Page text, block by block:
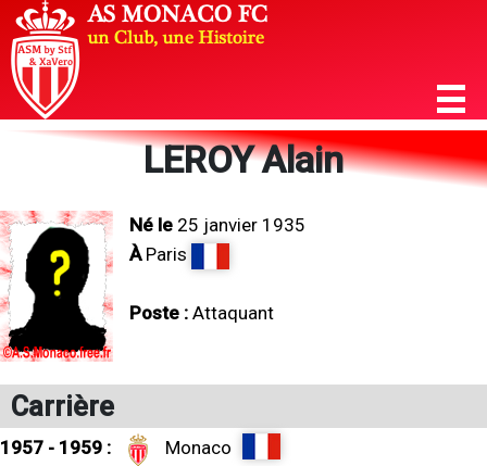
LEROY Alain
Né le 25 janvier 1935
ÀParis
Poste : Attaquant
Carrière
1957 - 1959 : Monaco